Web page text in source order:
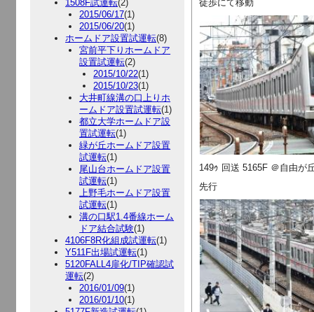
1508F試運転(2)
2015/06/17(1)
2015/06/20(1)
ホームドア設置試運転(8)
宮前平下りホームドア
設置試運転(2)
2015/10/22(1)
2015/10/23(1)
大井町線溝の口上りホ
ームドア設置試運転(1)
都立大学ホームドア設
置試運転(1)
緑が丘ホームドア設置
試運転(1)
尾山台ホームドア設置
試運転(1)
上野毛ホームドア設置
試運転(1)
溝の口駅1.4番線ホーム
ドア結合試験(1)
4106F8R化組成試運転(1)
Y511F出場試運転(1)
5120FALL4扉化/TIP確認試
運転(2)
2016/01/09(1)
2016/01/10(1)
徒歩にて移動
149ｩ 回送 5165F ＠自由が
先行